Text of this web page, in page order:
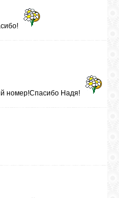
номер!Спасибо Надя!